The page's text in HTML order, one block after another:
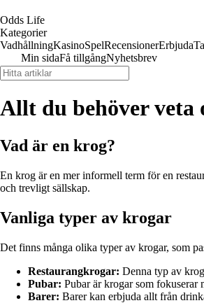
Odds Life
Kategorier
VadhållningKasinoSpelRecensionerErbjuda
Min sidaFå tillgångNyhetsbrev
Allt du behöver veta
Vad är en krog?
En krog är en mer informell term för en
och trevligt sällskap.
Vanliga typer av krogar
Det finns många olika typer av krogar, som
Restaurangkrogar: Denna typ av
Pubar: Pubar är krogar som fokuserar
Barer: Barer kan erbjuda allt från